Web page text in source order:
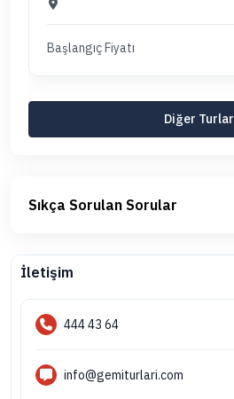
Başlangıç Fiyatı
Diğer Turlar
Sıkça Sorulan Sorular
İletişim
444 43 64
info@gemiturlari.com